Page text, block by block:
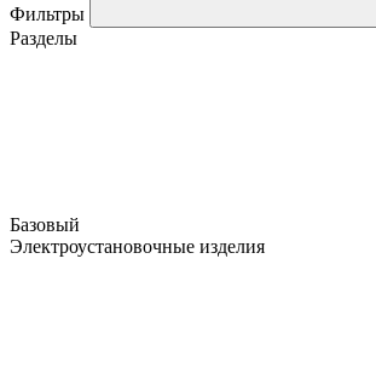
Фильтры
Разделы
Базовый
Электроустановочные изделия